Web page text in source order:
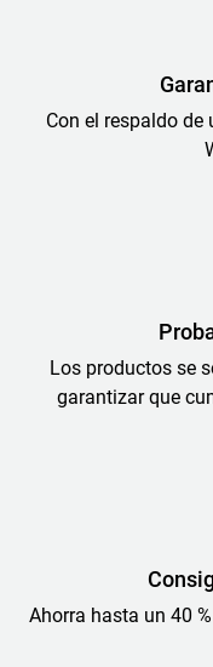
Con el respaldo
Los productos se
garantizar que
Ahorra hasta un 40